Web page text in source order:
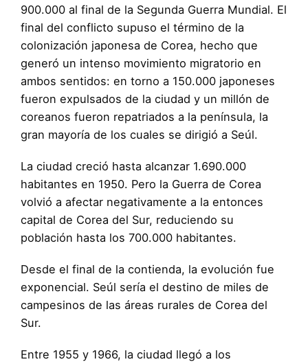
900.000 al final de la Segunda Guerra Mundial. El
final del conflicto supuso el término de la
colonización japonesa de Corea, hecho que
generó un intenso movimiento migratorio en
ambos sentidos: en torno a 150.000 japoneses
fueron expulsados de la ciudad y un millón de
coreanos fueron repatriados a la península, la
gran mayoría de los cuales se dirigió a Seúl.
La ciudad creció hasta alcanzar 1.690.000
habitantes en 1950. Pero la Guerra de Corea
volvió a afectar negativamente a la entonces
capital de Corea del Sur, reduciendo su
población hasta los 700.000 habitantes.
Desde el final de la contienda, la evolución fue
exponencial. Seúl sería el destino de miles de
campesinos de las áreas rurales de Corea del
Sur.
Entre 1955 y 1966, la ciudad llegó a los